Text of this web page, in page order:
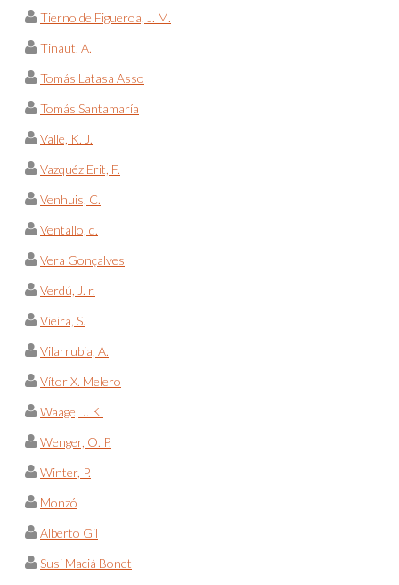
Tierno de Figueroa, J. M.
Tinaut, A.
Tomás Latasa Asso
Tomás Santamaría
Valle, K. J.
Vazquéz Erit, F.
Venhuis, C.
Ventallo, d.
Vera Gonçalves
Verdú, J. r.
Vieira, S.
Vilarrubia, A.
Vítor X. Melero
Waage, J. K.
Wenger, O. P.
Winter, P.
Monzó
Alberto Gil
Susi Maciá Bonet